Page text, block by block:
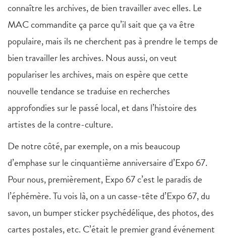
connaître les archives, de bien travailler avec elles. Le
MAC commandite ça parce qu’il sait que ça va être
populaire, mais ils ne cherchent pas à prendre le temps de
bien travailler les archives. Nous aussi, on veut
populariser les archives, mais on espère que cette
nouvelle tendance se traduise en recherches
approfondies sur le passé local, et dans l’histoire des
artistes de la contre-culture.
De notre côté, par exemple, on a mis beaucoup
d’emphase sur le cinquantième anniversaire d’Expo 67.
Pour nous, premièrement, Expo 67 c’est le paradis de
l’éphémère. Tu vois là, on a un casse-tête d’Expo 67, du
savon, un bumper sticker psychédélique, des photos, des
cartes postales, etc. C’était le premier grand événement